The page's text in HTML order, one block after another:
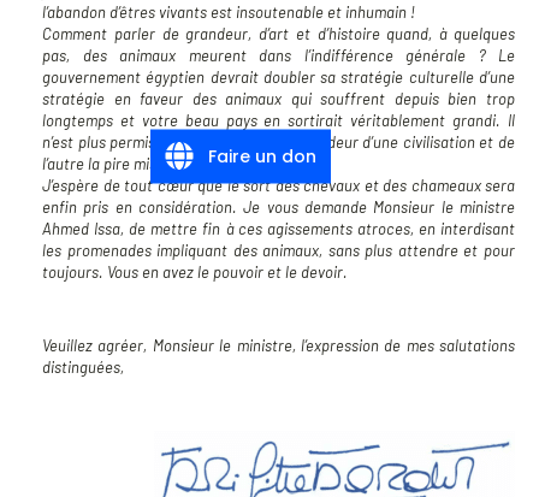
l’abandon d’êtres vivants est insoutenable et inhumain !
Comment parler de grandeur, d’art et d’histoire quand, à quelques
pas, des animaux meurent dans l’indifférence générale ? Le
gouvernement égyptien devrait doubler sa stratégie culturelle d’une
stratégie en faveur des animaux qui souffrent depuis bien trop
longtemps et votre beau pays en sortirait véritablement grandi. Il
n’est plus permis d’avoir d’un côté la splendeur d’une civilisation et de
l’autre la pire misère animale !
J’espère de tout cœur que le sort des chevaux et des chameaux sera
enfin pris en considération. Je vous demande Monsieur le ministre
Ahmed Issa, de mettre fin à ces agissements atroces, en interdisant
les promenades impliquant des animaux, sans plus attendre et pour
toujours. Vous en avez le pouvoir et le devoir.
Veuillez agréer, Monsieur le ministre, l’expression de mes salutations
distinguées,
Faire un don